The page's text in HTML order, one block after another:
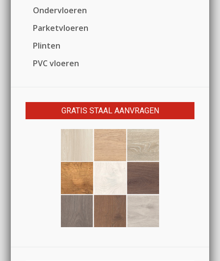
Ondervloeren
Parketvloeren
Plinten
PVC vloeren
GRATIS STAAL AANVRAGEN